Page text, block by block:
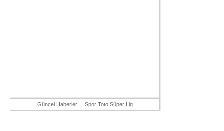
Güncel Haberler| Spor Toto Süper Lig